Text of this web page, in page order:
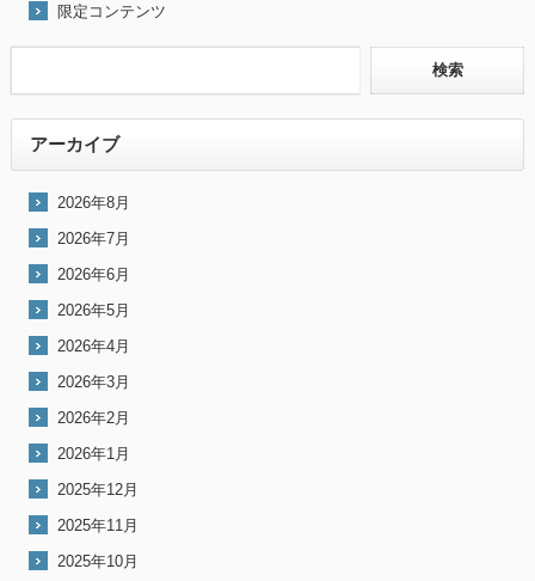
限定コンテンツ
アーカイブ
2026年8月
2026年7月
2026年6月
2026年5月
2026年4月
2026年3月
2026年2月
2026年1月
2025年12月
2025年11月
2025年10月